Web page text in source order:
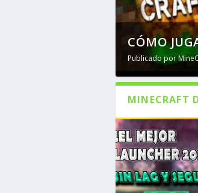
CÓMO
Publicado por
MINECRAFT